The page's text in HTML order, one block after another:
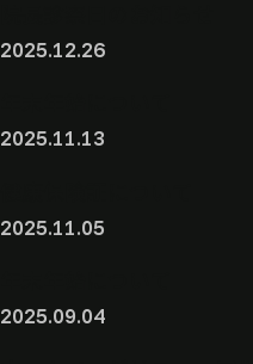
2025.12.26
2025.11.13
2025.11.05
2025.09.04